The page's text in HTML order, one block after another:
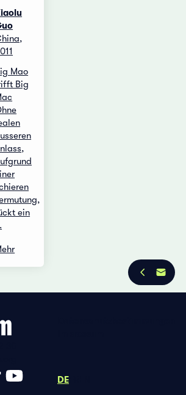
Mao
Big
ein
DE